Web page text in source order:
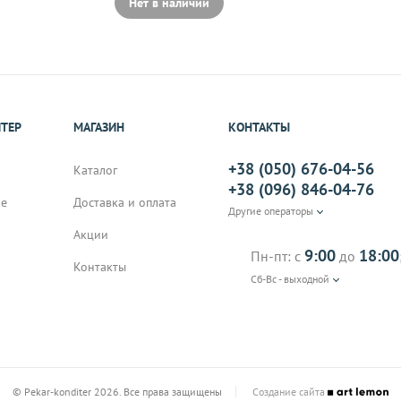
МАГАЗИН
Каталог
Доставка и оплата
Акции
Контакты
КОНТАКТЫ
+38 (050) 676-04-56
+38 (096) 846-04-76
Другие операторы
Пн-пт: с 9:00до 18:00
Сб-Вс - выходной
© Pekar-konditer 2026. Все права защищены Создание сайта